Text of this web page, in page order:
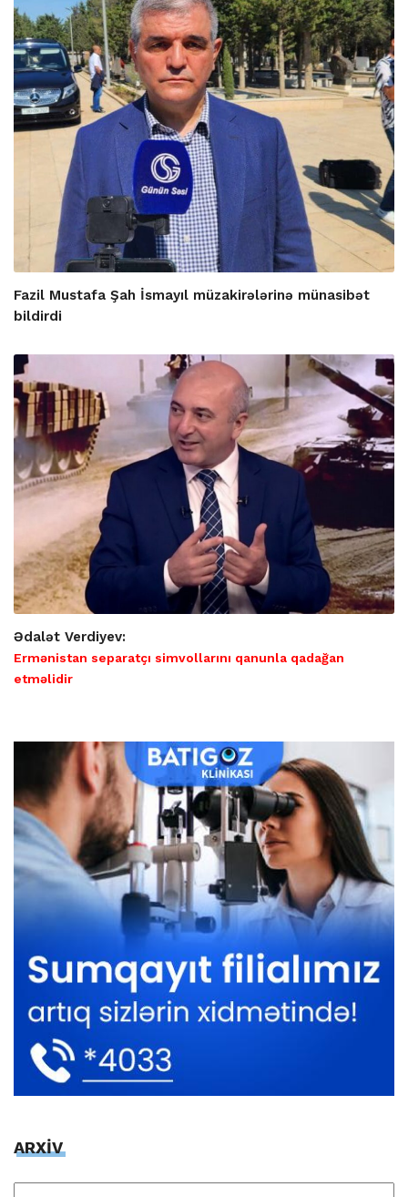
Fazil Mustafa Şah İsmayıl müzakirələrinə münasibət
bildirdi
Ədalət Verdiyev:
Ermənistan separatçı simvollarını qanunla qadağan
etməlidir
ARXİV